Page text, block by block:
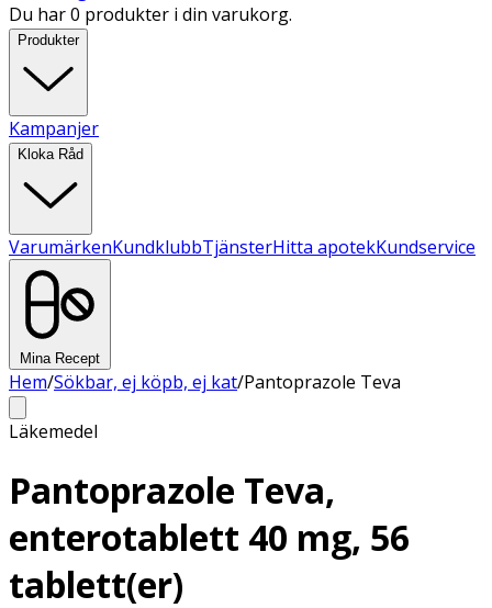
Du har 0 produkter i din varukorg.
Produkter
Kampanjer
Kloka Råd
VarumärkenKundklubbTjänsterHitta apotekKundservice
Mina Recept
Hem/Sökbar, ej köpb, ej kat/Pantoprazole Teva
Läkemedel
Pantoprazole Teva,
enterotablett 40 mg, 56
tablett(er)